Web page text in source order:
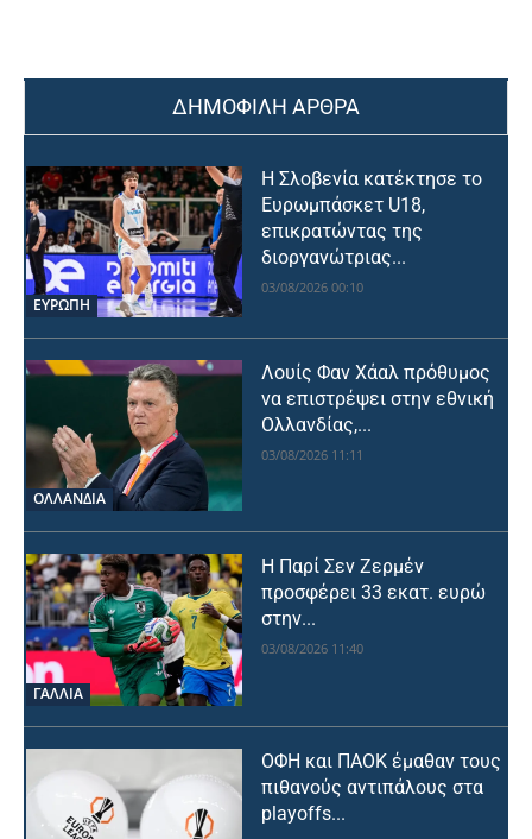
ΔΗΜΟΦΙΛΗ ΑΡΘΡΑ
ΕΥΡΩΠΗ
Η Σλοβενία κατέκτησε το
Ευρωμπάσκετ U18,
επικρατώντας της
διοργανώτριας...
03/08/2026 00:10
OΛΛΑΝΔΊΑ
Λουίς Φαν Χάαλ πρόθυμος
να επιστρέψει στην εθνική
Ολλανδίας,...
03/08/2026 11:11
ΓΑΛΛΙΑ
Η Παρί Σεν Ζερμέν
προσφέρει 33 εκατ. ευρώ
στην...
03/08/2026 11:40
ΟΦΗ και ΠΑΟΚ έμαθαν τους
πιθανούς αντιπάλους στα
playoffs...